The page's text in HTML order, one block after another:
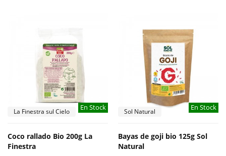
En Stock
La Finestra sul Cielo
Coco rallado Bio 200g La
Finestra
En Stock
Sol Natural
Bayas de goji bio 125g Sol
Natural